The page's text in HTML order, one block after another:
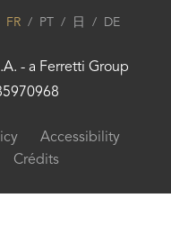
FR/ PT / 日 / DE
- a Ferretti Group
Accessibility
Crédits